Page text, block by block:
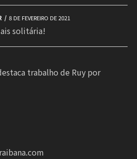
8 DE FEVEREIRO DE 2021
solitária!
trabalho de Ruy por